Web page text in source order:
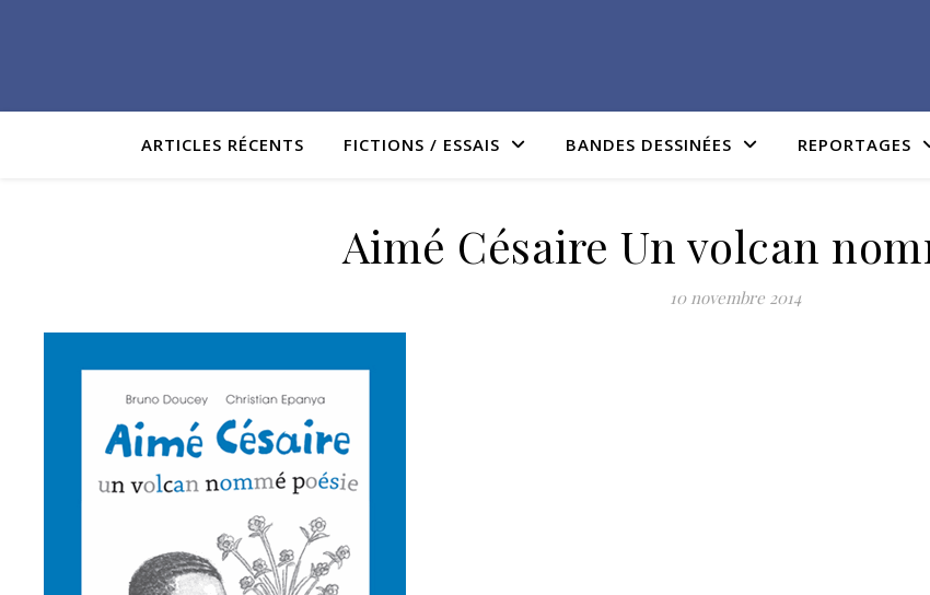
ARTICLES RÉCENTS FICTIONS / ESSAIS BANDES DESSINÉES REPORTAGES
Aimé Césaire Un volcan
10 novembre 2014